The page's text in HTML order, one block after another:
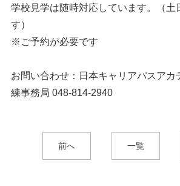
学校見学は随時対応しています。（土
す）
※ご予約が必要です
お問い合わせ：日本キャリアパスアカ
練事務局 048-814-2940
前へ 一覧